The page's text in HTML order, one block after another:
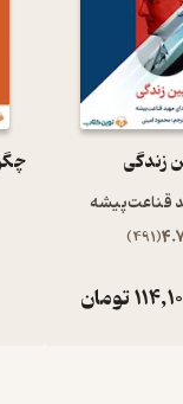
زندگی
قناعت‌پیشه
(
491
)
تومان